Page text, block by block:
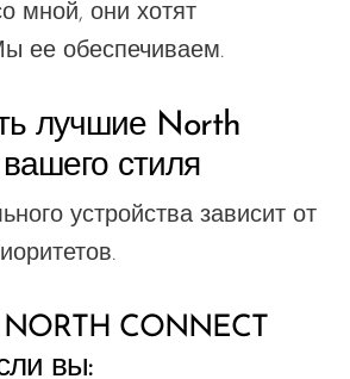
мной, они хотят
ее обеспечиваем.
лучшие North
стиля
устройства зависит от
CONNECT
вы: